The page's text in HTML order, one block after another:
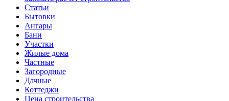
Статьи
Бытовки
Ангары
Бани
Участки
Жилые дома
Частные
Загородные
Дачные
Коттеджи
Цена строительства